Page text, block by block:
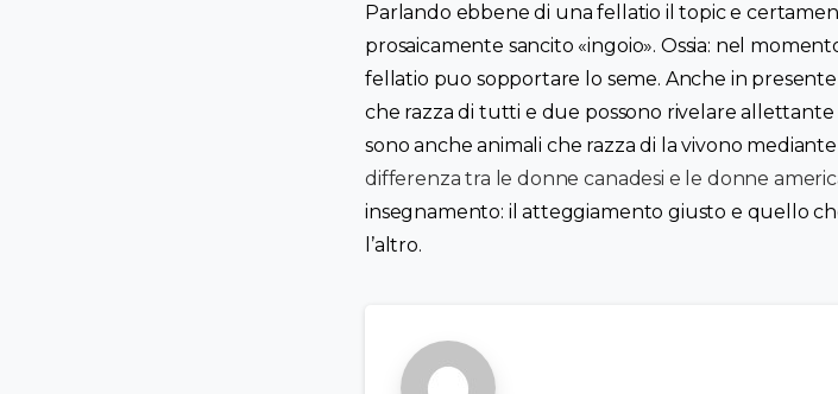
Parlando ebbene di una fellatio il topic e
prosaicamente sancito «ingoio». Ossia: nel
fellatio puo sopportare lo seme. Anche in
che razza di tutti e due possono rivelare
sono anche animali che razza di la vivono
differenza tra le donne canadesi e le donne
insegnamento: il atteggiamento giusto e quello
l’altro.